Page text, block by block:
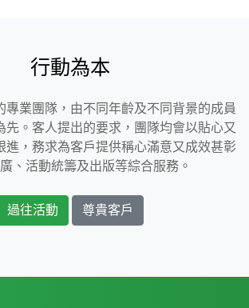
行動為本
專業團隊，由不同年齡及不同背景的成員
先。客人提出的要求，團隊均會以貼心又
進，務求為客戶提供稱心滿意又成效甚彰
、活動統籌及出版等綜合服務。
過往活動 尊貴客戶